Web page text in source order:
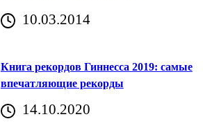
10.03.2014
Книга рекордов Гиннесса 2019: самые
впечатляющие рекорды
14.10.2020